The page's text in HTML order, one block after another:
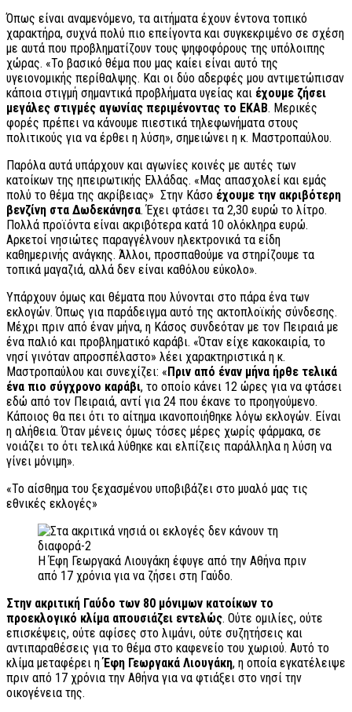
Όπως είναι αναμενόμενο, τα αιτήματα έχουν έντονα τοπικό
χαρακτήρα, συχνά πολύ πιο επείγοντα και συγκεκριμένο σε σχέση
με αυτά που προβληματίζουν τους ψηφοφόρους της υπόλοιπης
χώρας. «Το βασικό θέμα που μας καίει είναι αυτό της
υγειονομικής περίθαλψης. Και οι δύο αδερφές μου αντιμετώπισαν
κάποια στιγμή σημαντικά προβλήματα υγείας και έχουμε ζήσει
μεγάλες στιγμές αγωνίας περιμένοντας το ΕΚΑΒ. Μερικές
φορές πρέπει να κάνουμε πιεστικά τηλεφωνήματα στους
πολιτικούς για να έρθει η λύση», σημειώνει η κ. Μαστροπαύλου.
Παρόλα αυτά υπάρχουν και αγωνίες κοινές με αυτές των
κατοίκων της ηπειρωτικής Ελλάδας. «Μας απασχολεί και εμάς
πολύ το θέμα της ακρίβειας» Στην Κάσο έχουμε την ακριβότερη
βενζίνη στα Δωδεκάνησα. Έχει φτάσει τα 2,30 ευρώ το λίτρο.
Πολλά προϊόντα είναι ακριβότερα κατά 10 ολόκληρα ευρώ.
Αρκετοί νησιώτες παραγγέλνουν ηλεκτρονικά τα είδη
καθημερινής ανάγκης. Άλλοι, προσπαθούμε να στηρίζουμε τα
τοπικά μαγαζιά, αλλά δεν είναι καθόλου εύκολο».
Υπάρχουν όμως και θέματα που λύνονται στο πάρα ένα των
εκλογών. Όπως για παράδειγμα αυτό της ακτοπλοϊκής σύνδεσης.
Μέχρι πριν από έναν μήνα, η Κάσος συνδεόταν με τον Πειραιά με
ένα παλιό και προβληματικό καράβι. «Όταν είχε κακοκαιρία, το
νησί γινόταν απροσπέλαστο» λέει χαρακτηριστικά η κ.
Μαστροπαύλου και συνεχίζει: « Πριν από έναν μήνα ήρθε τελικά
ένα πιο σύγχρονο καράβι, το οποίο κάνει 12 ώρες για να φτάσει
εδώ από τον Πειραιά, αντί για 24 που έκανε το προηγούμενο.
Κάποιος θα πει ότι το αίτημα ικανοποιήθηκε λόγω εκλογών. Είναι
η αλήθεια. Όταν μένεις όμως τόσες μέρες χωρίς φάρμακα, σε
νοιάζει το ότι τελικά λύθηκε και ελπίζεις παράλληλα η λύση να
γίνει μόνιμη».
«Το αίσθημα του ξεχασμένου υποβιβάζει στο μυαλό μας τις
εθνικές εκλογές»
Η Έφη Γεωργακά Λιουγάκη έφυγε από την Αθήνα πριν
από 17 χρόνια για να ζήσει στη Γαύδο.
Στην ακριτική Γαύδο των 80 μόνιμων κατοίκων το
προεκλογικό κλίμα απουσιάζει εντελώς. Ούτε ομιλίες, ούτε
επισκέψεις, ούτε αφίσες στο λιμάνι, ούτε συζητήσεις και
αντιπαραθέσεις για το θέμα στο καφενείο του χωριού. Αυτό το
κλίμα μεταφέρει ηΈφη Γεωργακά Λιουγάκη, η οποία εγκατέλειψε
πριν από 17 χρόνια την Αθήνα για να φτιάξει στο νησί την
οικογένεια της.